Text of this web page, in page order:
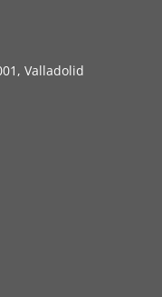
Valladolid